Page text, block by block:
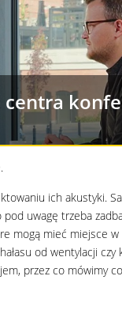
ich akustyki.
pod uwagę trzeba
mogą mieć miejsce
od wentylacji
przez co mówimy